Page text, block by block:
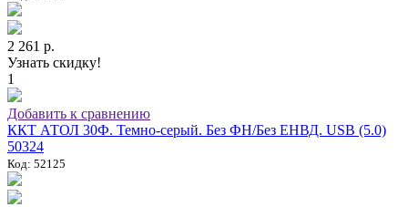
2 261 р.
Узнать скидку!
1
Добавить к сравнению
ККТ АТОЛ 30Ф. Темно-серый. Без ФН/Без ЕНВД. USB (5.0)
50324
Код: 52125